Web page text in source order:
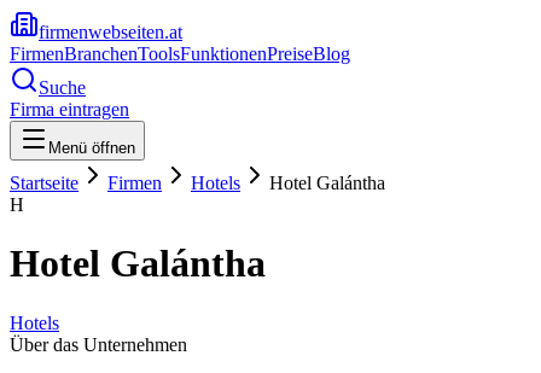
firmenwebseiten.at
FirmenBranchenToolsFunktionenPreiseBlog
Suche
Firma eintragen
Menü öffnen
Startseite Firmen Hotels
Hotel Galántha
H
Hotel Galántha
Hotels
Über das Unternehmen